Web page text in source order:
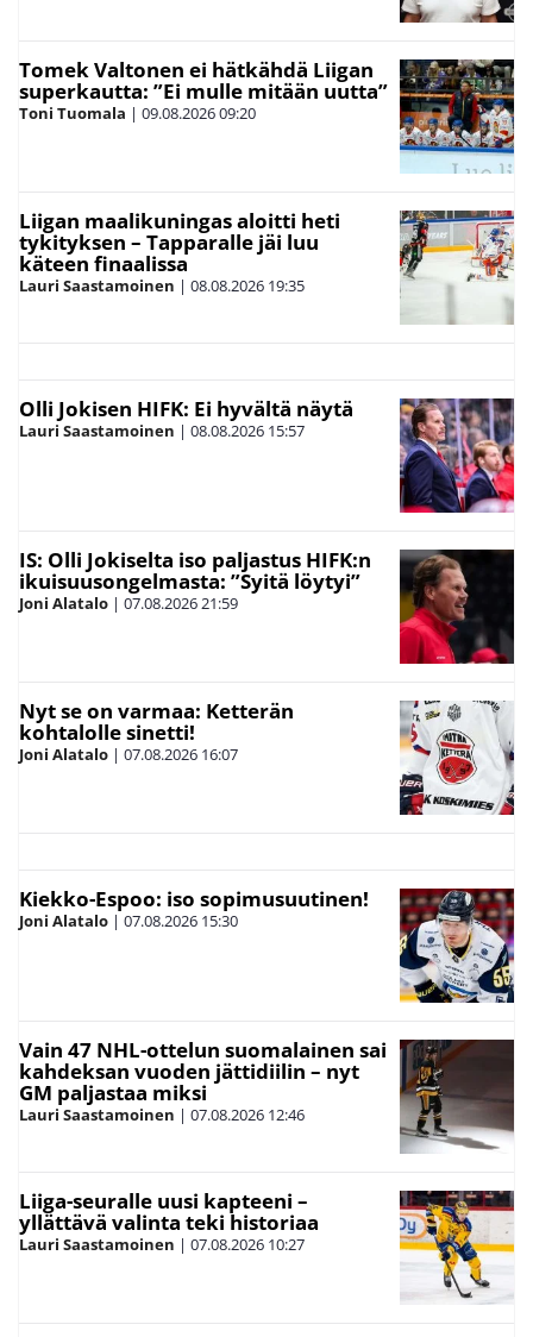
Tomek Valtonen ei hätkähdä Liigan
superkautta: ”Ei mulle mitään uutta”
Toni Tuomala | 09.08.202609:20
Liigan maalikuningas aloitti heti
tykityksen – Tapparalle jäi luu
käteen finaalissa
Lauri Saastamoinen | 08.08.2026 19:35
Olli Jokisen HIFK: Ei hyvältä näytä
Lauri Saastamoinen | 08.08.2026 15:57
IS: Olli Jokiselta iso paljastus HIFK:n
ikuisuusongelmasta: ”Syitä löytyi”
Joni Alatalo | 07.08.202621:59
Nyt se on varmaa: Ketterän
kohtalolle sinetti!
Joni Alatalo | 07.08.2026 16:07
Kiekko-Espoo: iso sopimusuutinen!
Joni Alatalo | 07.08.2026 15:30
Vain 47 NHL-ottelun suomalainen sai
kahdeksan vuoden jättidiilin – nyt
GM paljastaa miksi
Lauri Saastamoinen | 07.08.2026 12:46
Liiga-seuralle uusi kapteeni –
yllättävä valinta teki historiaa
Lauri Saastamoinen | 07.08.2026 10:27